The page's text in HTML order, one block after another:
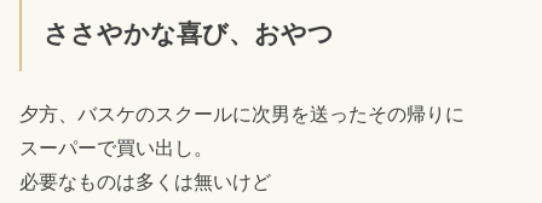
ささやかな喜び、おやつ
夕方、バスケのスクールに次男を送ったその帰りに
スーパーで買い出し。
必要なものは多くは無いけど